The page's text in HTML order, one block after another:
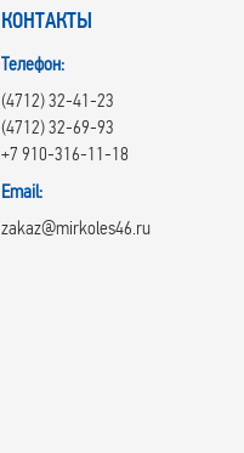
КОНТАКТЫ
Телефон:
(4712) 32-41-23
(4712) 32-69-93
+7 910-316-11-18
Email:
zakaz@mirkoles46.ru